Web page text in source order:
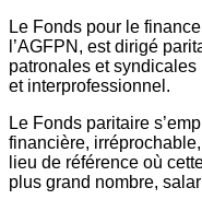
Le Fonds pour le
l’AGFPN, est dirigé
patronales et syndicales
et interprofessionnel.
Le Fonds paritaire
financière,
lieu de référence où
plus grand nombre,